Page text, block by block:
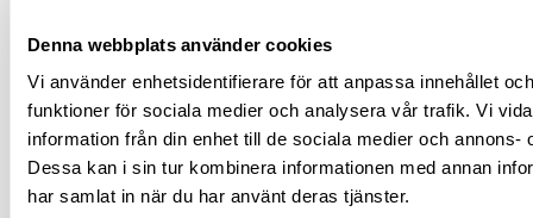
Denna webbplats använder cookies
Vi använder enhetsidentifierare för att anpassa innehållet
funktioner för sociala medier och analysera vår trafik. Vi
information från din enhet till de sociala medier och
Dessa kan i sin tur kombinera informationen med annan
har samlat in när du har använt deras tjänster.